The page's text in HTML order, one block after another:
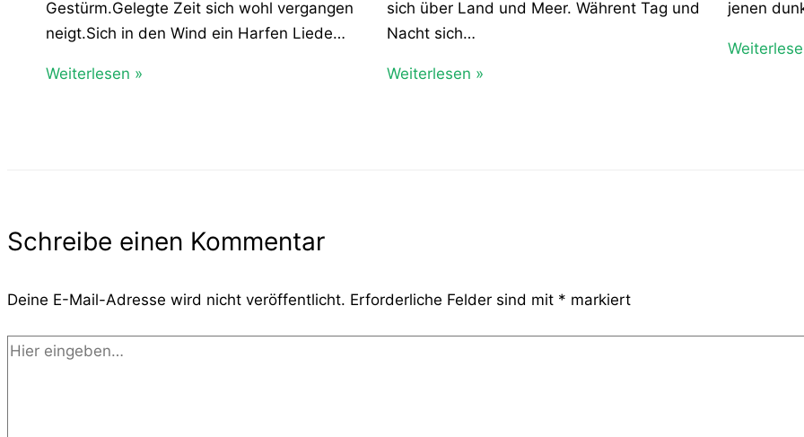
Gestürm.Gelegte Zeit sich wohl vergangen
neigt.Sich in den Wind ein Harfen Liede…
Weiterlesen »
sich über Land und Meer. Währent Tag und
Nacht sich…
Weiterlesen »
jenen
Schreibe einen Kommentar
Deine E-Mail-Adresse wird nicht veröffentlicht. Erforderliche Felder sind mit * markiert
Hier